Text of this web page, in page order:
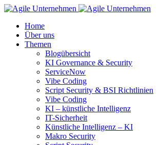
Home
Über uns
Themen
Blogübersicht
KI Governance & Security
ServiceNow
Vibe Coding
Script Security & BSI Richtlinien
Vibe Coding
KI – künstliche Intelligenz
IT-Sicherheit
Künstliche Intelligenz – KI
Makro Security